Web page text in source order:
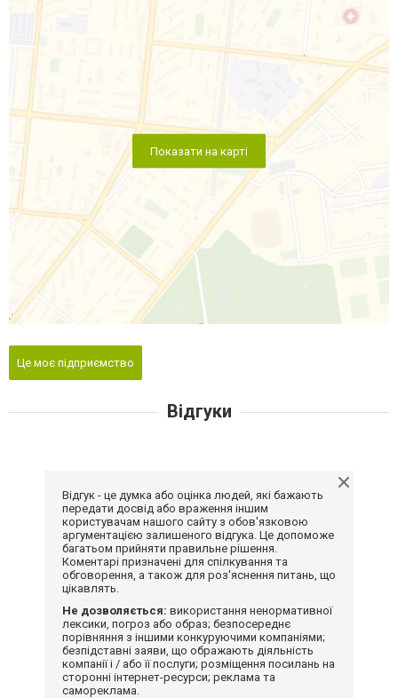
Показати на карті
Це моє підприємство
Відгуки
Відгук - це думка або оцінка людей, які бажають
передати досвід або враження іншим
користувачам нашого сайту з обов'язковою
аргументацією залишеного відгука. Це допоможе
багатьом прийняти правильне рішення.
Коментарі призначені для спілкування та
обговорення, а також для роз'яснення питань, що
цікавлять.
Не дозволяється: використання ненормативної
лексики, погроз або образ; безпосереднє
порівняння з іншими конкуруючими компаніями;
безпідставні заяви, що ображають діяльність
компанії і / або її послуги; розміщення посилань на
сторонні інтернет-ресурси; реклама та
самореклама.